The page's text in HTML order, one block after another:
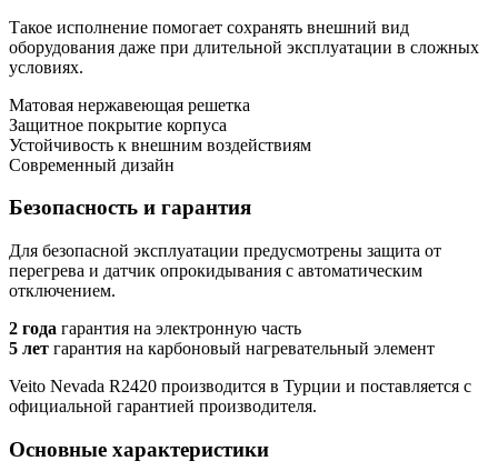
Такое исполнение помогает сохранять внешний вид
оборудования даже при длительной эксплуатации в сложных
условиях.
Матовая нержавеющая решетка
Защитное покрытие корпуса
Устойчивость к внешним воздействиям
Современный дизайн
Безопасность и гарантия
Для безопасной эксплуатации предусмотрены защита от
перегрева и датчик опрокидывания с автоматическим
отключением.
2 года гарантия на электронную часть
5 лет гарантия на карбоновый нагревательный элемент
Veito Nevada R2420 производится в Турции и поставляется с
официальной гарантией производителя.
Основные характеристики